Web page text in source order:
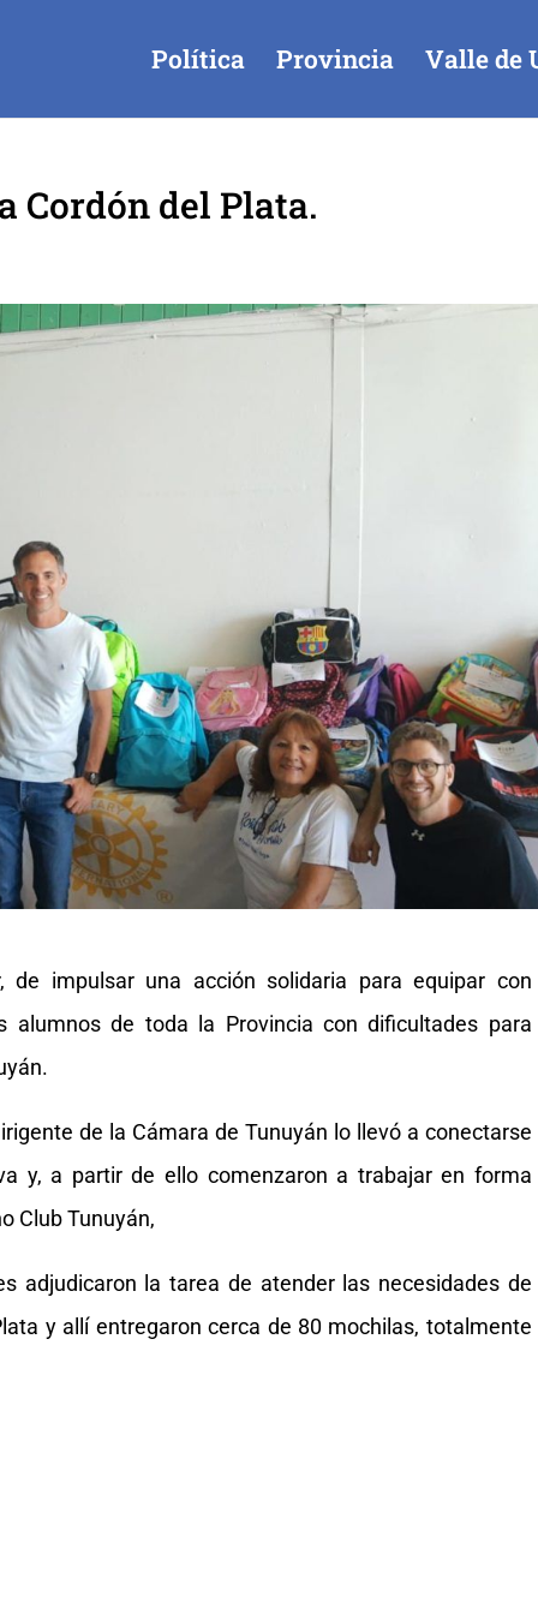
Política Provincia Valle de
Cordón del Plata.
de impulsar una acción solidaria para equipar con
alumnos de toda la Provincia con dificultades para
de la Cámara de Tunuyán lo llevó a conectarse
y, a partir de ello comenzaron a trabajar en forma
Club Tunuyán,
adjudicaron la tarea de atender las necesidades de
y allí entregaron cerca de 80 mochilas, totalmente